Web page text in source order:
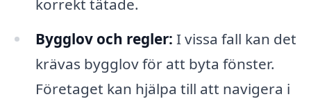
korrekt tätade.
Bygglov och regler: I vissa fall kan det
krävas bygglov för att byta fönster.
Företaget kan hjälpa till att navigera i